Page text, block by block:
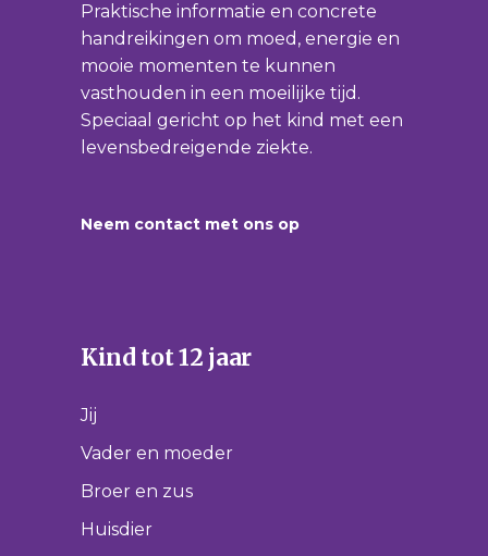
Praktische informatie en concrete
handreikingen om moed, energie en
mooie momenten te kunnen
vasthouden in een moeilijke tijd.
Speciaal gericht op het kind met een
levensbedreigende ziekte.
Neem contact met ons op
Kind tot 12 jaar
Jij
Vader en moeder
Broer en zus
Huisdier